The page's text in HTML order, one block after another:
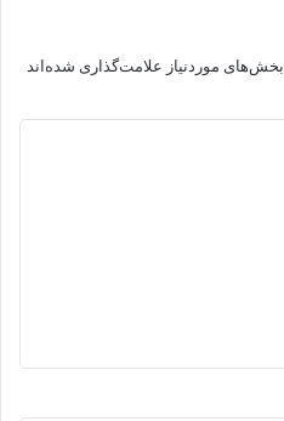
بخش‌های موردنیاز علامت‌گذاری شده‌اند